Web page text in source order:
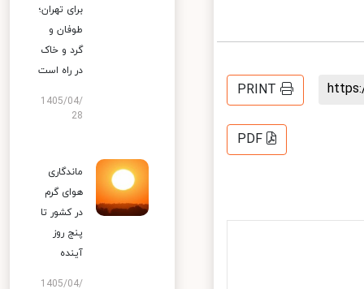
PRINT
PDF
برای تهران؛
طوفان و
گرد و خاک
در راه است
1405/04/
28
ماندگاری
هوای گرم
در کشور تا
پنج روز
آینده
1405/04/